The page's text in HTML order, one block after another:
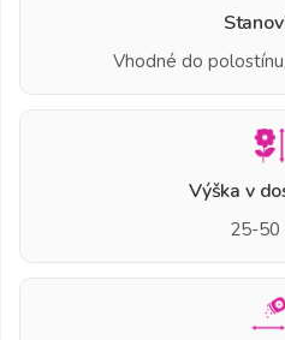
Vhodné do
Výška v
25-50